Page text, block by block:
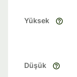
Yüksek
Düşük